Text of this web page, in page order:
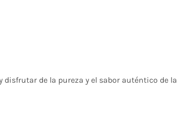
disfrutar de la pureza y el sabor auténtico de la